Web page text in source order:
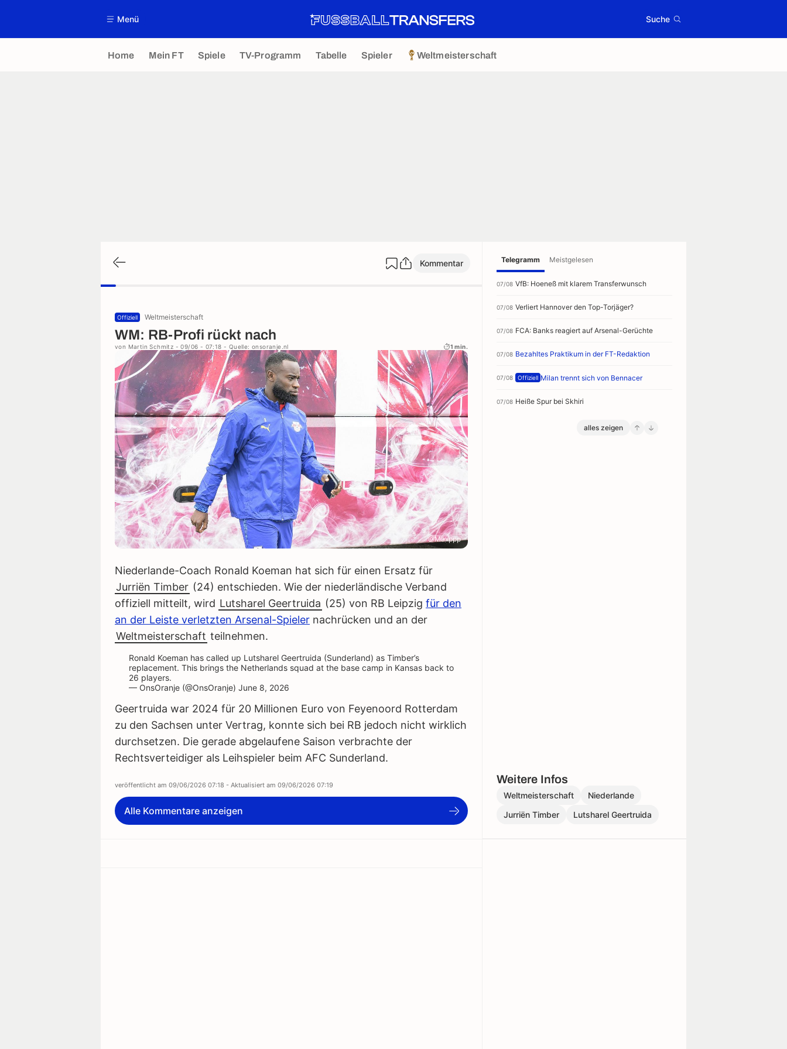
Menü Suche
Home Mein FT Spiele TV-Programm Tabelle Spieler Weltmeisterschaft
Kommentar
Offiziell Weltmeisterschaft
WM: RB-Profi rückt nach
von Martin Schmitz - 09/06 - 07:18 - Quelle: onsoranje.nl 1 min.
@Maxppp
Niederlande-Coach Ronald Koeman hat sich für einen Ersatz für
Jurriën Timber (24) entschieden. Wie der niederländische Verband
offiziell mitteilt, wird Lutsharel Geertruida (25) von RB Leipzig für den
an der Leiste verletzten Arsenal-Spieler nachrücken und an der
Weltmeisterschaft teilnehmen.
Ronald Koeman has called up Lutsharel Geertruida (Sunderland) as Timber’s
replacement. This brings the Netherlands squad at the base camp in Kansas back to
26 players.
— OnsOranje (@OnsOranje) June 8, 2026
Geertruida war 2024 für 20 Millionen Euro von Feyenoord Rotterdam
zu den Sachsen unter Vertrag, konnte sich bei RB jedoch nicht wirklich
durchsetzen. Die gerade abgelaufene Saison verbrachte der
Rechtsverteidiger als Leihspieler beim AFC Sunderland.
veröffentlicht am 09/06/2026 07:18 - Aktualisiert am 09/06/2026 07:19
Alle Kommentare anzeigen
Telegramm Meistgelesen
07/08 VfB: Hoeneß mit klarem Transferwunsch
07/08 Verliert Hannover den Top-Torjäger?
07/08 FCA: Banks reagiert auf Arsenal-Gerüchte
07/08 Bezahltes Praktikum in der FT-Redaktion
07/08 Offiziell Milan trennt sich von Bennacer
07/08 Heiße Spur bei Skhiri
alles zeigen
Weitere Infos
Weltmeisterschaft
Niederlande
Jurriën Timber
Lutsharel Geertruida